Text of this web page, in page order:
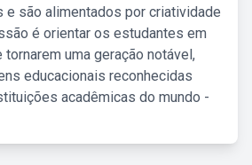
e são alimentados por criatividade
é orientar os estudantes em
tornarem uma geração notável,
educacionais reconhecidas
acadêmicas do mundo -